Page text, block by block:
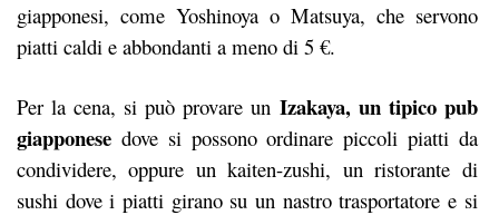
giapponesi, come Yoshinoya o Matsuya, che servono
piatti caldi e abbondanti a meno di 5 €.
Per la cena, si può provare un Izakaya, un tipico pub
giapponese dove si possono ordinare piccoli piatti da
condividere, oppure un kaiten-zushi, un ristorante di
sushi dove i piatti girano su un nastro trasportatore e si